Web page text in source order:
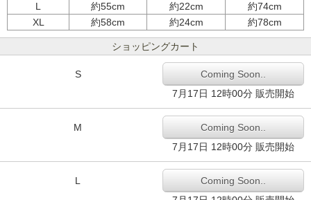
L
約55cm 約22cm
約74cm
XL
約58cm 約24cm 約78cm
ショッピングカート
S
Coming Soon..
7月17日 12時00分 販売開始
M
Coming Soon..
7月17日 12時00分 販売開始
L
Coming Soon..